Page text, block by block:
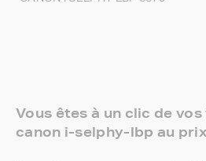
Vous êtes à un clic de
canon i-selphy-lbp au